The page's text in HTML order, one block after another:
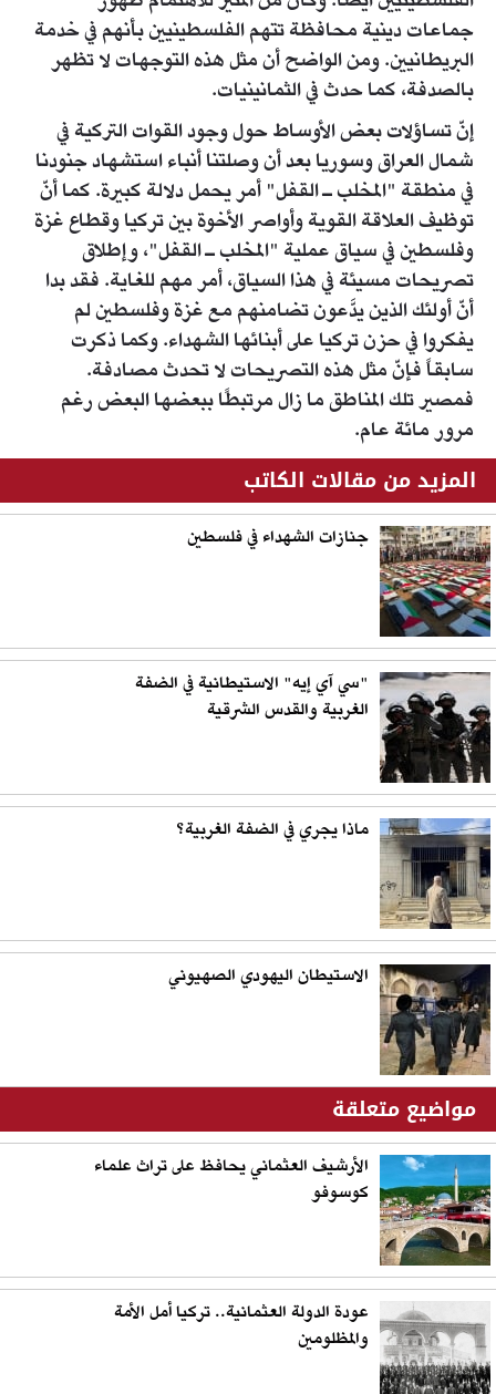
جماعات دينية محافظة تتهم الفلسطينيين بأنهم في خدمة
البريطانيين. ومن الواضح أن مثل هذه التوجهات لا تظهر
بالصدفة، كما حدث في الثمانينيات.
إنّ تساؤلات بعض الأوساط حول وجود القوات التركية في
شمال العراق وسوريا بعد أن وصلتنا أنباء استشهاد جنودنا
في منطقة "المخلب ـ القفل" أمر يحمل دلالة كبيرة. كما أنّ
توظيف العلاقة القوية وأواصر الأخوة بين تركيا وقطاع غزة
وفلسطين في سياق عملية "المخلب ـ القفل"، وإطلاق
تصريحات مسيئة في هذا السياق، أمر مهم للغاية. فقد بدا
أنّ أولئك الذين يدَّعون تضامنهم مع غزة وفلسطين لم
يفكروا في حزن تركيا على أبنائها الشهداء. وكما ذكرت
سابقاً فإنّ مثل هذه التصريحات لا تحدث مصادفة.
فمصير تلك المناطق ما زال مرتبطًا ببعضها البعض رغم
مرور مائة عام.
المزيد من مقالات الكاتب
جنازات الشهداء في فلسطين
"سي آي إيه" الاستيطانية في الضفة
الغربية والقدس الشرقية
ماذا يجري في الضفة الغربية؟
الاستيطان اليهودي الصهيوني
مواضيع متعلقة
الأرشيف العثماني يحافظ على تراث علماء
كوسوفو
عودة الدولة العثمانية.. تركيا أمل الأمة
والمظلومين